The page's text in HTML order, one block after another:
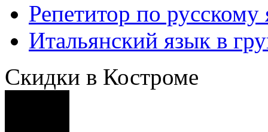
Репетитор по русскому
Итальянский язык в
Скидки в Костроме